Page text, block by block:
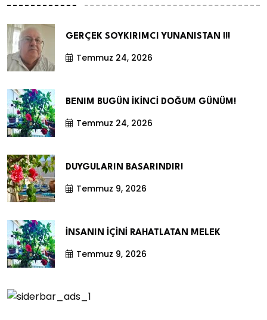
GERÇEK SOYKIRIMCI YUNANISTAN !!!
Temmuz 24, 2026
BENIM BUGÜN İKİNCİ DOĞUM GÜNÜM!
Temmuz 24, 2026
DUYGULARIN BASARINDIR!
Temmuz 9, 2026
İNSANIN İÇİNİ RAHATLATAN MELEK
Temmuz 9, 2026